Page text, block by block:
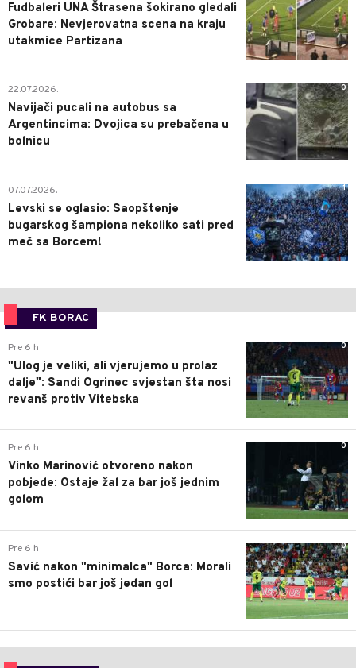
Fudbaleri UNA Štrasena šokirano gledali
Grobare: Nevjerovatna scena na kraju
utakmice Partizana
0
22.07.2026.
Navijači pucali na autobus sa
Argentincima: Dvojica su prebačena u
bolnicu
1
07.07.2026.
Levski se oglasio: Saopštenje
bugarskog šampiona nekoliko sati pred
meč sa Borcem!
FK BORAC
0
Pre 6 h
"Ulog je veliki, ali vjerujemo u prolaz
dalje": Sandi Ogrinec svjestan šta nosi
revanš protiv Vitebska
0
Pre 6 h
Vinko Marinović otvoreno nakon
pobjede: Ostaje žal za bar još jednim
golom
0
Pre 6 h
Savić nakon "minimalca" Borca: Morali
smo postići bar još jedan gol